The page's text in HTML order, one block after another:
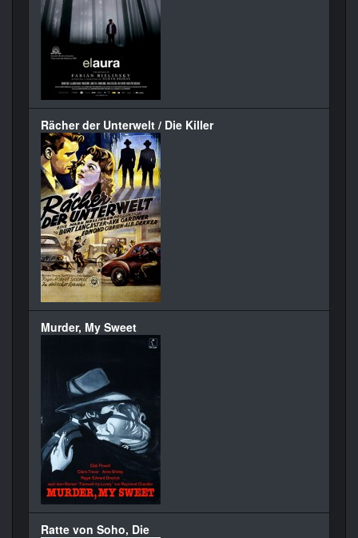
Rächer der Unterwelt / Die Killer
Murder, My Sweet
Ratte von Soho, Die